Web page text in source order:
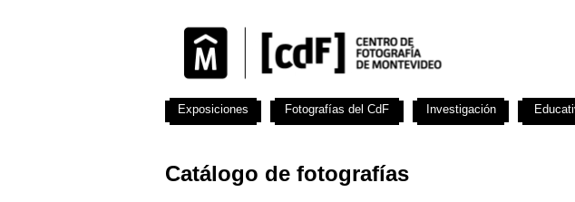
Catálogo de fotografías
Exposiciones Fotografías del CdF Investigación